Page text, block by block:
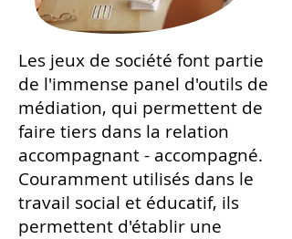
Les jeux de société font partie
de l'immense panel d'outils de
médiation, qui permettent de
faire tiers dans la relation
accompagnant - accompagné.
Couramment utilisés dans le
travail social et éducatif, ils
permettent d'établir une